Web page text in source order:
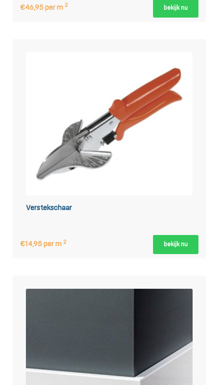
€46,95 per m 2 bekijk nu
Verstekschaar
€14,95 per m 2 bekijk nu